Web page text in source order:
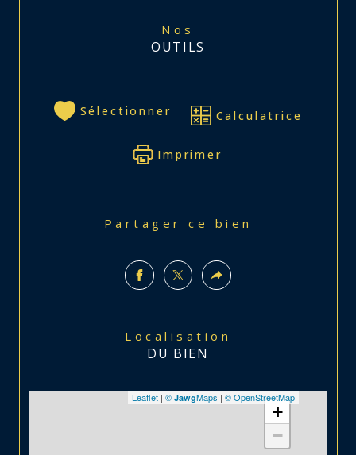
Nos
OUTILS
Sélectionner Calculatrice
Imprimer
Partager ce bien
Localisation
DU BIEN
+
−
Leaflet | © JawgMaps | © OpenStreetMap